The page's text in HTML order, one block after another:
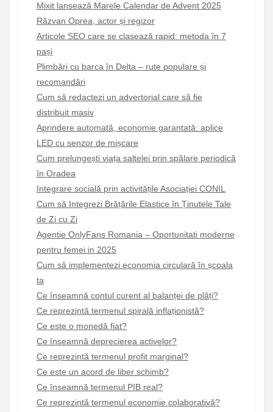
Mixit lansează Marele Calendar de Advent 2025
Răzvan Oprea, actor și regizor
Articole SEO care se clasează rapid: metoda în 7
pași
Plimbări cu barca în Delta – rute populare și
recomandări
Cum să redactezi un advertorial care să fie
distribuit masiv
Aprindere automată, economie garantată: aplice
LED cu senzor de mișcare
Cum prelungești viața saltelei prin spălare periodică
în Oradea
Integrare socială prin activitățile Asociației CONIL
Cum să Integrezi Brățările Elastice în Ținutele Tale
de Zi cu Zi
Agentie OnlyFans Romania – Oportunitati moderne
pentru femei in 2025
Cum să implementezi economia circulară în școala
ta
Ce înseamnă contul curent al balanței de plăți?
Ce reprezintă termenul spirală inflaționistă?
Ce este o monedă fiat?
Ce înseamnă deprecierea activelor?
Ce reprezintă termenul profit marginal?
Ce este un acord de liber schimb?
Ce înseamnă termenul PIB real?
Ce reprezintă termenul economie colaborativă?